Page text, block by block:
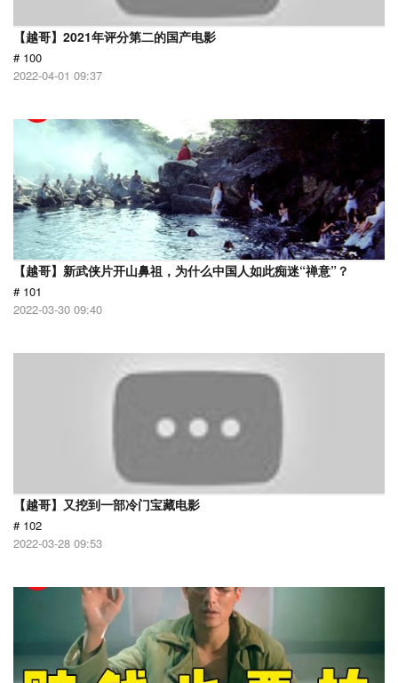
【越哥】2021年评分第二的国产电影
# 100
2022-04-01 09:37
【越哥】新武侠片开山鼻祖，为什么中国人如此痴迷“禅意”？
# 101
2022-03-30 09:40
【越哥】又挖到一部冷门宝藏电影
# 102
2022-03-28 09:53